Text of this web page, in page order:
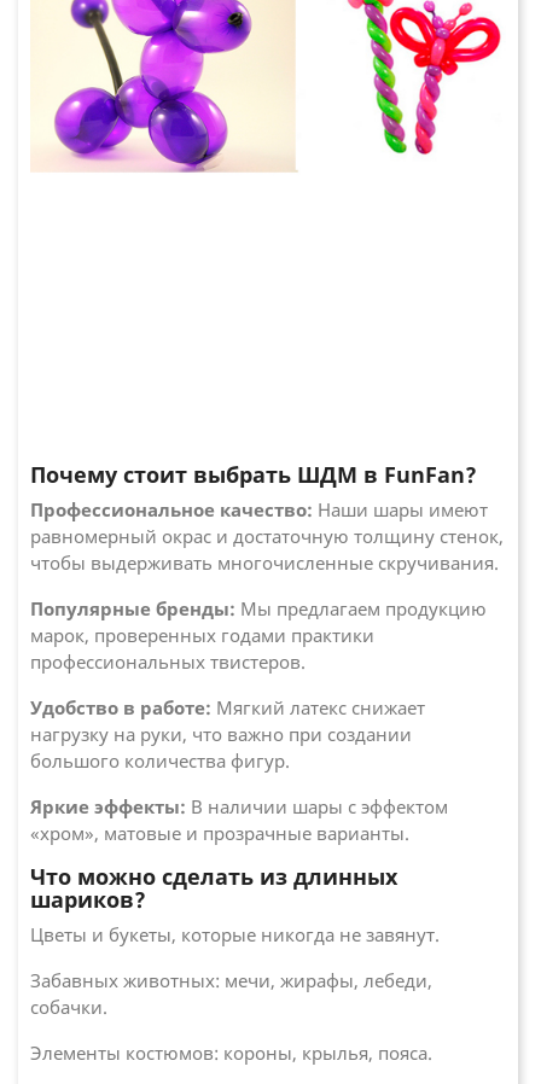
Почему стоит выбрать ШДМ в FunFan?
Профессиональное качество: Наши шары имеют
равномерный окрас и достаточную толщину стенок,
чтобы выдерживать многочисленные скручивания.
Популярные бренды: Мы предлагаем продукцию
марок, проверенных годами практики
профессиональных твистеров.
Удобство в работе: Мягкий латекс снижает
нагрузку на руки, что важно при создании
большого количества фигур.
Яркие эффекты: В наличии шары с эффектом
«хром», матовые и прозрачные варианты.
Что можно сделать из длинных
шариков?
Цветы и букеты, которые никогда не завянут.
Забавных животных: мечи, жирафы, лебеди,
собачки.
Элементы костюмов: короны, крылья, пояса.